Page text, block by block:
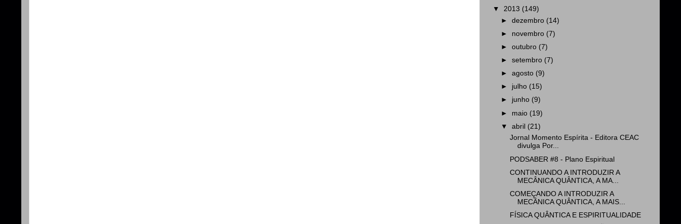
▼ 2013 (149)
►dezembro (14)
► novembro (7)
►outubro (7)
►setembro (7)
►agosto (9)
► julho (15)
► junho (9)
► maio (19)
▼abril (21)
Jornal Momento Espírita - Editora CEAC
divulga Por...
PODSABER #8 - Plano Espiritual
CONTINUANDO A INTRODUZIR A
MECÂNICA QUÂNTICA, A MA...
COMEÇANDO A INTRODUZIR A
MECÂNICA QUÂNTICA, A MAIS...
FÍSICA QUÂNTICA E ESPIRITUALIDADE